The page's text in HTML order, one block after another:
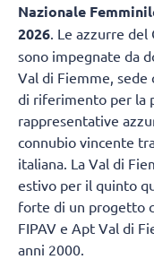
Nazionale
2026 . Le azzurre
sono impegnate da
Val di Fiemme,
di riferimento per la
rappresentative
connubio vincente
italiana. La Val di
estivo per il quinto
forte di un progetto
FIPAV e Apt Val di
anni 2000.